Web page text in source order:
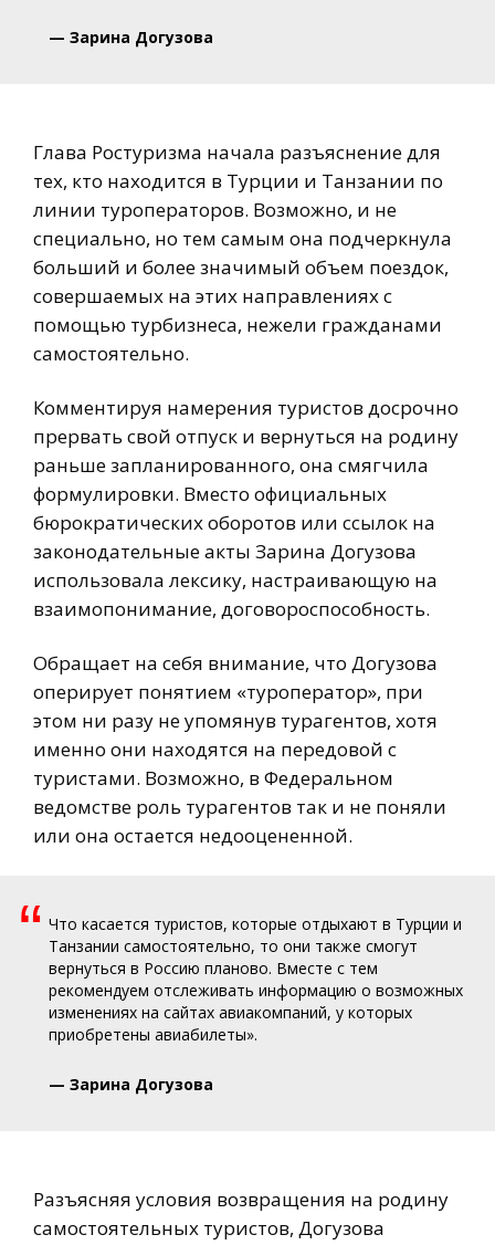
— Зарина Догузова
Глава Ростуризма начала разъяснение для
тех, кто находится в Турции и Танзании по
линии туроператоров. Возможно, и не
специально, но тем самым она подчеркнула
больший и более значимый объем поездок,
совершаемых на этих направлениях с
помощью турбизнеса, нежели гражданами
самостоятельно.
Комментируя намерения туристов досрочно
прервать свой отпуск и вернуться на родину
раньше запланированного, она смягчила
формулировки. Вместо официальных
бюрократических оборотов или ссылок на
законодательные акты Зарина Догузова
использовала лексику, настраивающую на
взаимопонимание, договороспособность.
Обращает на себя внимание, что Догузова
оперирует понятием «туроператор», при
этом ни разу не упомянув турагентов, хотя
именно они находятся на передовой с
туристами. Возможно, в Федеральном
ведомстве роль турагентов так и не поняли
или она остается недооцененной.
“ Что касается туристов, которые отдыхают в Турции и
Танзании самостоятельно, то они также смогут
вернуться в Россию планово. Вместе с тем
рекомендуем отслеживать информацию о возможных
изменениях на сайтах авиакомпаний, у которых
приобретены авиабилеты».
— Зарина Догузова
Разъясняя условия возвращения на родину
самостоятельных туристов, Догузова